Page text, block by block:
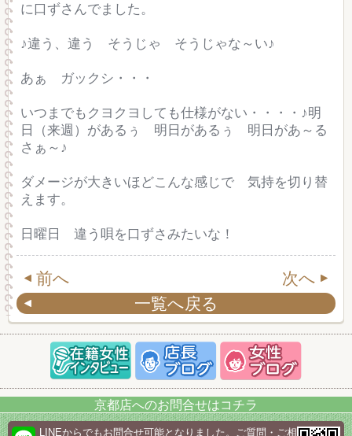
に口ずさんでました。
♪違う、違う そうじゃ そうじゃな～い♪
あぁ ガックシ・・・
いつまでもクヨクヨしても仕様がない・・・・♪明
日（来週）があるぅ 明日があるぅ 明日があ～る
さぁ～♪
ダメージが大きいほどこんな感じで 気持を切り替
えます。
日曜日 違う唄を口ずさみたいな！
前へ
次へ
一覧へ戻る
京都店へのお問合せはコチラ
LINEからでもお問合せ可能となりました。ご質問・ご相